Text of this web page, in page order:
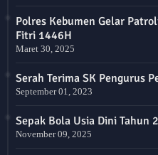
Polres Kebumen Gelar
Fitri 1446H
Maret 30, 2025
Serah Terima SK Pengurus
September 01, 2023
Sepak Bola Usia Dini
November 09, 2025